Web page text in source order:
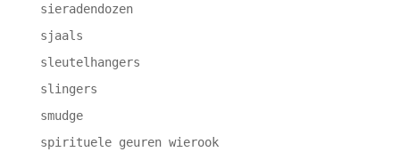
sieradendozen
sjaals
sleutelhangers
slingers
smudge
spirituele geuren wierook